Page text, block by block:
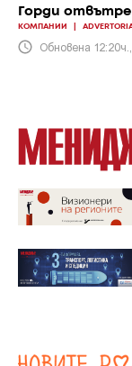
Горди отвътре
КОМПАНИИ
Обновена